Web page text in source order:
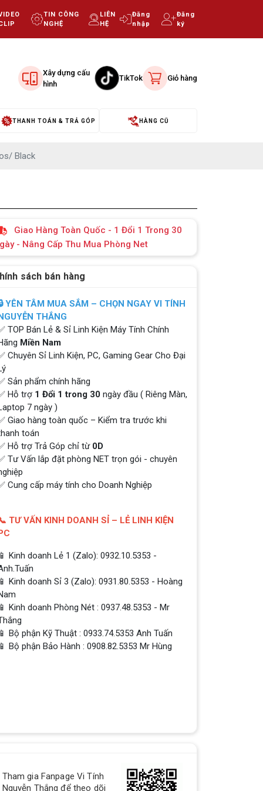
TIN CÔNG
NGHỆ
LIÊN
HỆ
Đăng
nhập
Đăng
ký
Xây dựng cấu
hình
TikTok Giỏ hàng
THANH TOÁN & TRẢ GÓP HÀNG CŨ
Black
Giao Hàng Toàn Quốc - 1 Đổi 1 Trong 30
- Nâng Cấp Thu Mua Phòng Net
sách bán hàng
YÊN TÂM MUA SẮM – CHỌN NGAY VI TÍNH
THẮNG
TOP Bán Lẻ & Sỉ Linh Kiện Máy Tính Chính
Miền Nam
Chuyên Sỉ Linh Kiện, PC, Gaming Gear Cho Đại
Sản phẩm chính hãng
Hỗ trợ 1 Đổi 1 trong 30 ngày đầu ( Riêng Màn,
7 ngày )
Giao hàng toàn quốc – Kiểm tra trước khi
toán
Hỗ trợ Trả Góp chỉ từ 0D
Tư Vấn lắp đặt phòng NET trọn gói - chuyên
Cung cấp máy tính cho Doanh Nghiệp
TƯ VẤN KINH DOANH SỈ – LẺ LINH KIỆN
📱 Kinh doanh Lẻ 1 (Zalo): 0932.10.5353 -
📱 Kinh doanh Sỉ 3 (Zalo): 0931.80.5353 - Hoàng
📱 Kinh doanh Phòng Nét : 0937.48.5353 - Mr
📱 Bộ phận Kỹ Thuật : 0933.74.5353 Anh Tuấn
📱 Bộ phận Bảo Hành : 0908.82.5353 Mr Hùng
Tham gia Fanpage Vi Tính
Nguyễn Thắng để theo dõi
QUÀ TẶNG TƯNG BỪNG -
CHÀO MỪNG NĂM MỚI